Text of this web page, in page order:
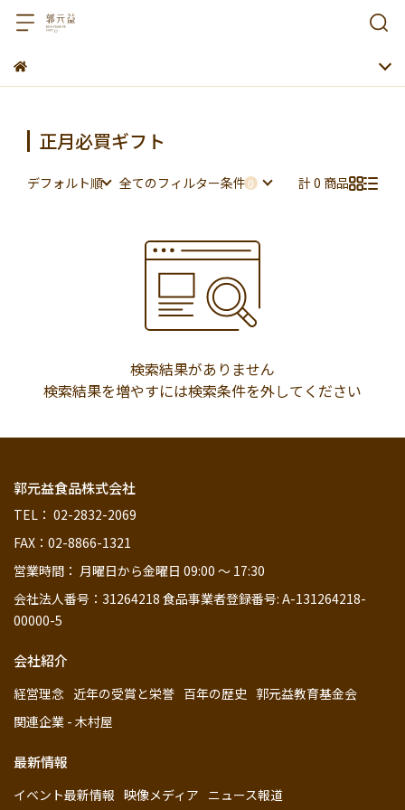
正月必買ギフト
デフォルト順 全てのフィルター条件 計 0 商品
検索結果がありません
検索結果を増やすには検索条件を外してください
郭元益食品株式会社
TEL： 02-2832-2069
FAX：02-8866-1321
営業時間： 月曜日から金曜日 09:00 ～ 17:30
会社法人番号：31264218 食品事業者登録番号: A-131264218-
00000-5
会社紹介
経営理念 近年の受賞と栄誉 百年の歴史 郭元益教育基金会
関連企業 - 木村屋
最新情報
イベント最新情報 映像メディア ニュース報道